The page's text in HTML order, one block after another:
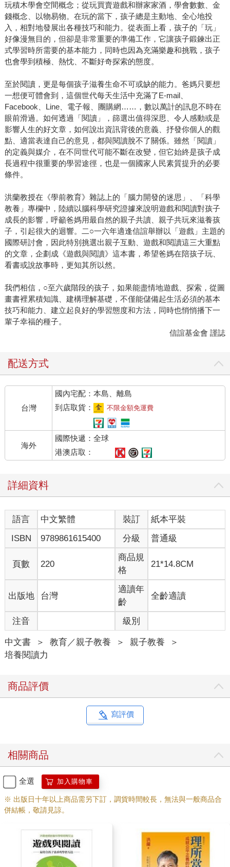
玩積木學會空間概念；從玩買賣遊戲和辦家家酒，學會數數、金
錢概念、以物易物。在玩的當下，孩子總是主動地、全心地投
入，相對地發展出各種技巧和能力。從表面上看，孩子的「玩」
好像漫無目的，但卻是非常重要的準備工作，它讓孩子鍛鍊出正
式學習時所需要的基本能力，同時也因為充滿樂趣和挑戰，孩子
也會學到積極、熱忱、不斷好奇探索的態度。
至於閱讀，更是每個孩子滋養生命不可或缺的能力。爸媽只要想
一想便可體會到，這個世代每天生活中充滿了E-mail、
Facebook、Line、電子報、團購網……，數以萬計的訊息不時在
眼前滑過。如何透過「閱讀」，篩選出值得深思、令人感動或是
影響人生的好文章，如何說出資訊背後的意義、抒發你個人的觀
點、適當表達自己的意見，都與閱讀脫不了關係。雖然「閱讀」
的定義與媒介，在不同世代可能不斷在改變，但它始終是孩子成
長過程中很重要的學習途徑，也是一個國家人民素質提升的必要
條件。
洪蘭教授在《學前教育》雜誌上的「腦力開發的迷思」、「科學
教養」專欄中，陸續以腦科學研究證據來說明遊戲和閱讀對孩子
成長的影響，呼籲爸媽用最自然的親子共讀、親子共玩來滋養孩
子，引起很大的迴響。二○一六年適逢信誼舉辦以「遊戲」主題的
國際研討會，因此特別挑選出親子互動、遊戲和閱讀這三大重點
的文章，企劃成《遊戲與閱讀》這本書，希望爸媽在陪孩子玩、
看書或說故事時，更知其所以然。
我們相信，○至六歲階段的孩子，如果能盡情地遊戲、探索，從圖
畫書裡累積知識、建構理解基礎，不僅能儲備起生活必須的基本
技巧和能力、建立起良好的學習態度和方法，同時也悄悄播下一
輩子幸福的種子。
信誼基金會 謹誌
配送方式
台灣
國內宅配：本島、離島
到店取貨：
不限金額免運費
海外
國際快遞：全球
港澳店取：
詳細資料
語言 中文繁體 裝訂
紙本平裝
ISBN
9789861615400 分級 普通級
頁數 220
商品規
格
21*14.8CM
出版地 台灣
適讀年
齡
全齡適讀
注音 級別
中文書 ＞ 教育／親子教養 ＞ 親子教養
＞
培養閱讀力
商品評價
寫評價
相關商品
全選 加入購物車
※ 出版日十年以上商品需另下訂，調貨時間較長，無法與一般商品合
併結帳，敬請見諒。